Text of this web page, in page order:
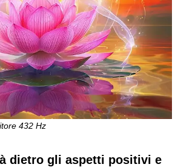
432 Hz
dietro gli aspetti positivi e